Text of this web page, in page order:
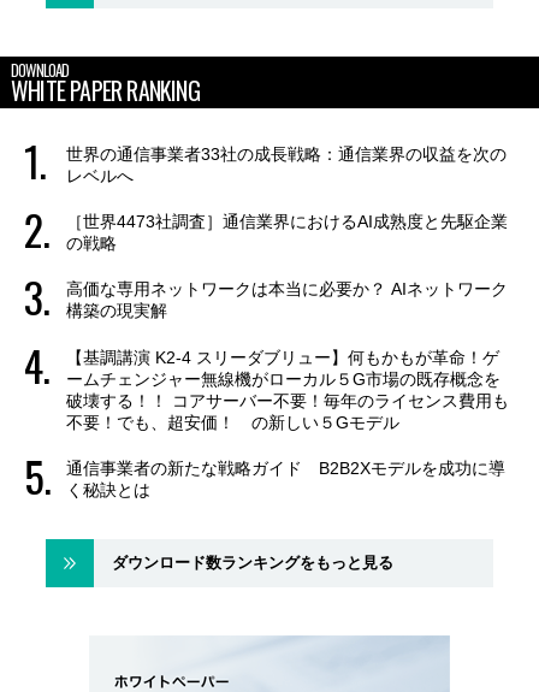
DOWNLOAD
WHITE PAPER RANKING
世界の通信事業者33社の成長戦略：通信業界の収益を次の
レベルへ
［世界4473社調査］通信業界におけるAI成熟度と先駆企業
の戦略
高価な専用ネットワークは本当に必要か？ AIネットワーク
構築の現実解
【基調講演 K2-4 スリーダブリュー】何もかもが革命！ゲ
ームチェンジャー無線機がローカル５G市場の既存概念を
破壊する！！ コアサーバー不要！毎年のライセンス費用も
不要！でも、超安価！ の新しい５Gモデル
通信事業者の新たな戦略ガイド B2B2Xモデルを成功に導
く秘訣とは
ダウンロード数ランキングをもっと見る